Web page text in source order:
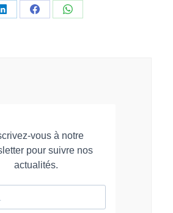
PartagerPartagerPartager